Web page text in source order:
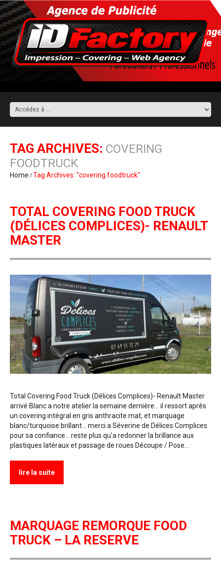
TAG ARCHIVES: COVERING
FOODTRUCK
Home Tag Archives: "covering foodtruck"
TOTAL COVERING FOOD TRUCK
(DÉLICES COMPLICES)- RENAULT
MASTER
Total Covering Food Truck (Délices Complices)- Renault Master
arrivé Blanc a notre atelier la semaine dernière... il ressort après
un covering intégral en gris anthracite mat, et marquage
blanc/turquoise brillant... merci a Séverine de Délices Complices
pour sa confiance... reste plus qu'a redonner la brillance aux
plastiques latéraux et passage de roues Découpe / Pose…
lire la suite
MARQUAGE REMORQUE FOOD
TRUCK – LA RESERVE